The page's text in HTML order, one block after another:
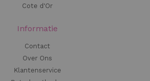
Cote d'Or
Informatie
Contact
Over Ons
Klantenservice